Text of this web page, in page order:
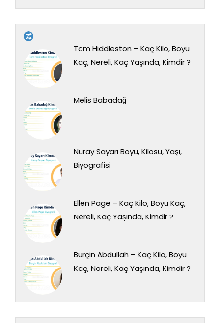
Tom Hiddleston – Kaç Kilo, Boyu
Kaç, Nereli, Kaç Yaşında, Kimdir ?
Melis Babadağ
Nuray Sayarı Boyu, Kilosu, Yaşı,
Biyografisi
Ellen Page – Kaç Kilo, Boyu Kaç,
Nereli, Kaç Yaşında, Kimdir ?
Burçin Abdullah – Kaç Kilo, Boyu
Kaç, Nereli, Kaç Yaşında, Kimdir ?